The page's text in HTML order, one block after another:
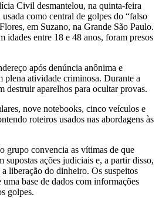
Civil desmantelou, na quinta-feira
como central de golpes do “falso
em Suzano, na Grande São Paulo.
idades entre 18 e 48 anos, foram presos
após denúncia anônima e
plena atividade criminosa. Durante a
destruir aparelhos para ocultar provas.
nove notebooks, cinco veículos e
roteiros usados nas abordagens às
grupo convencia as vítimas de que
supostas ações judiciais e, a partir disso,
liberação do dinheiro. Os suspeitos
base de dados com informações
golpes.